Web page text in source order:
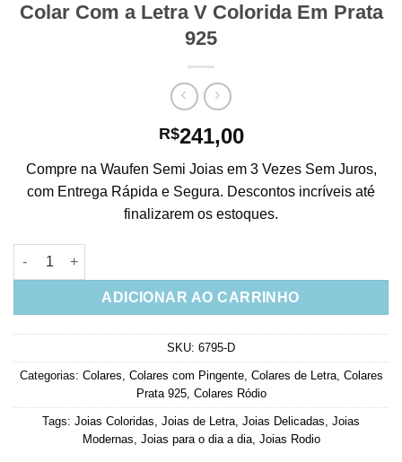
Colar Com a Letra V Colorida Em Prata
925
R$241,00
Compre na Waufen Semi Joias em 3 Vezes Sem Juros,
com Entrega Rápida e Segura. Descontos incríveis até
finalizarem os estoques.
Colar Com a Letra V Colorida Em Prata 925 quantidade
ADICIONAR AO CARRINHO
SKU: 6795-D
Categorias: Colares Colares com Pingente, Colares de Letra, Colares
Prata 925, Colares Ródio
Tags: Joias Coloridas Joias de Letra Joias Delicadas Joias
Modernas Joias para o dia a dia, Joias Rodio